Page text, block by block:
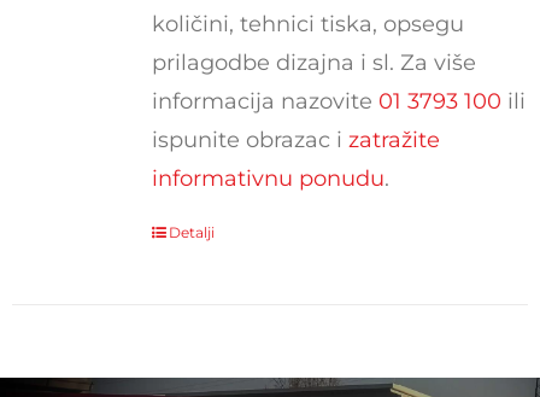
količini, tehnici tiska, opsegu
prilagodbe dizajna i sl. Za više
informacija nazovite 01 3793 100 ili
ispunite obrazac i zatražite
informativnu ponudu.
Detalji